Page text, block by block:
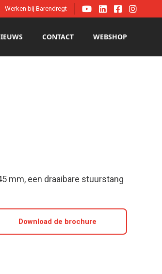
Werken bij Barendregt    
CONTACT WEBSHOP
mm, een draaibare stuurstang
Download de brochure